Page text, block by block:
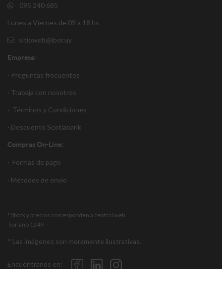
095 240 685
Lunes a Viernes de 09 a 18 hs
sitioweb@iber.uy
Empresa:
· Preguntas frecuentes
· Trabaja con nosotros
· Términos y Condiciones
· Descuento Scotiabank
Compras On-Line:
· Formas de pago
· Métodos de envío
* Stock y precios corresponden a central web
Soriano 1249
* Las imágenes son meramente ilustrativas.
Encuéntranos en: